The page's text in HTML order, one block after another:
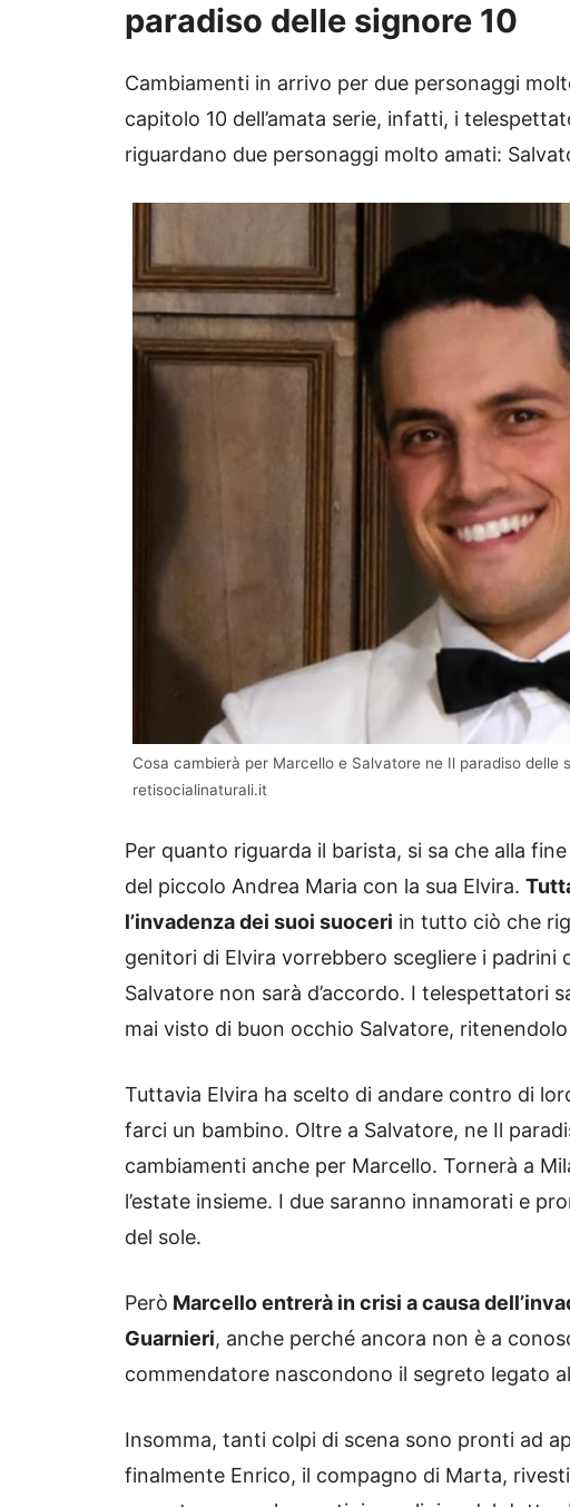
paradiso delle signore 10
Cambiamenti in arrivo per due personaggi
capitolo 10 dell’amata serie, infatti, i
riguardano due personaggi molto amati:
Cosa cambierà per Marcello e Salvatore ne Il paradiso delle
retisocialinaturali.it
Per quanto riguarda il barista, si sa che alla
del piccolo Andrea Maria con la sua Elvira.
l’invadenza dei suoi suoceri in tutto ciò che
genitori di Elvira vorrebbero scegliere i padrini
Salvatore non sarà d’accordo. I telespettatori
mai visto di buon occhio Salvatore,
Tuttavia Elvira ha scelto di andare contro di
farci un bambino. Oltre a Salvatore, ne Il
cambiamenti anche per Marcello. Tornerà a
l’estate insieme. I due saranno innamorati e
del sole.
Però Marcello entrerà in crisi a causa
Guarnieri, anche perché ancora non è a
commendatore nascondono il segreto legato
Insomma, tanti colpi di scena sono pronti ad
finalmente Enrico, il compagno di Marta,